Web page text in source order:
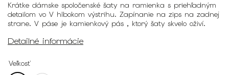
Krátke dámske spoločenské šaty na ramienka s priehľadným
detailom vo V hlbokom výstrihu. Zapínanie na zips na zadnej
strane. V páse je kamienkový pás , ktorý šaty skvelo oživí.
Detailné informácie
Veľkosť